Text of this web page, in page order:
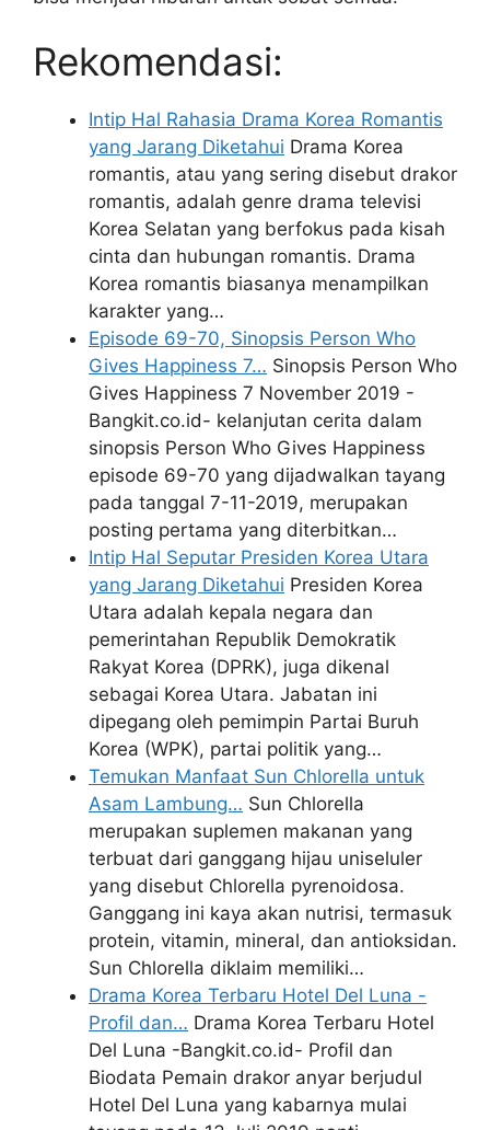
Rekomendasi:
Intip Hal Rahasia Drama Korea Romantis
yang Jarang Diketahui Drama Korea
romantis, atau yang sering disebut drakor
romantis, adalah genre drama televisi
Korea Selatan yang berfokus pada kisah
cinta dan hubungan romantis. Drama
Korea romantis biasanya menampilkan
karakter yang…
Episode 69-70, Sinopsis Person Who
Gives Happiness 7… Sinopsis Person Who
Gives Happiness 7 November 2019 -
Bangkit.co.id- kelanjutan cerita dalam
sinopsis Person Who Gives Happiness
episode 69-70 yang dijadwalkan tayang
pada tanggal 7-11-2019, merupakan
posting pertama yang diterbitkan…
Intip Hal Seputar Presiden Korea Utara
yang Jarang Diketahui Presiden Korea
Utara adalah kepala negara dan
pemerintahan Republik Demokratik
Rakyat Korea (DPRK), juga dikenal
sebagai Korea Utara. Jabatan ini
dipegang oleh pemimpin Partai Buruh
Korea (WPK), partai politik yang…
Temukan Manfaat Sun Chlorella untuk
Asam Lambung… Sun Chlorella
merupakan suplemen makanan yang
terbuat dari ganggang hijau uniseluler
yang disebut Chlorella pyrenoidosa.
Ganggang ini kaya akan nutrisi, termasuk
protein, vitamin, mineral, dan antioksidan.
Sun Chlorella diklaim memiliki…
Drama Korea Terbaru Hotel Del Luna -
Profil dan… Drama Korea Terbaru Hotel
Del Luna -Bangkit.co.id- Profil dan
Biodata Pemain drakor anyar berjudul
Hotel Del Luna yang kabarnya mulai